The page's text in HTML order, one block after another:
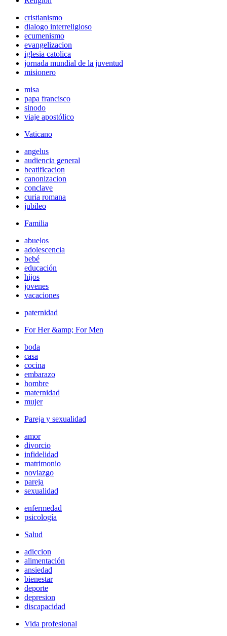
cristianismo
dialogo interreligioso
ecumenismo
evangelizacion
iglesia catolica
jornada mundial de la juventud
misionero
misa
papa francisco
sinodo
viaje apostólico
Vaticano
angelus
audiencia general
beatificacion
canonizacion
conclave
curia romana
jubileo
Familia
abuelos
adolescencia
bebé
educación
hijos
jovenes
vacaciones
paternidad
For Her &amp; For Men
boda
casa
cocina
embarazo
hombre
maternidad
mujer
Pareja y sexualidad
amor
divorcio
infidelidad
matrimonio
noviazgo
pareja
sexualidad
enfermedad
psicología
Salud
adiccion
alimentación
ansiedad
bienestar
deporte
depresion
discapacidad
Vida profesional